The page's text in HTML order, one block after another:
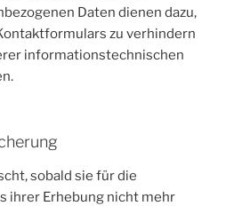
Daten dienen dazu,
zu verhindern
informationstechnischen
sobald sie für die
ihrer Erhebung nicht mehr